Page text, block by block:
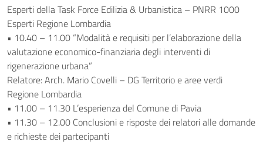
Esperti della Task Force Edilizia & Urbanistica – PNRR 1000
Esperti Regione Lombardia
• 10.40 – 11.00 “Modalità e requisiti per l’elaborazione della
valutazione economico-finanziaria degli interventi di
rigenerazione urbana”
Relatore: Arch. Mario Covelli – DG Territorio e aree verdi
Regione Lombardia
• 11.00 – 11.30 L’esperienza del Comune di Pavia
• 11.30 – 12.00 Conclusioni e risposte dei relatori alle domande
e richieste dei partecipanti